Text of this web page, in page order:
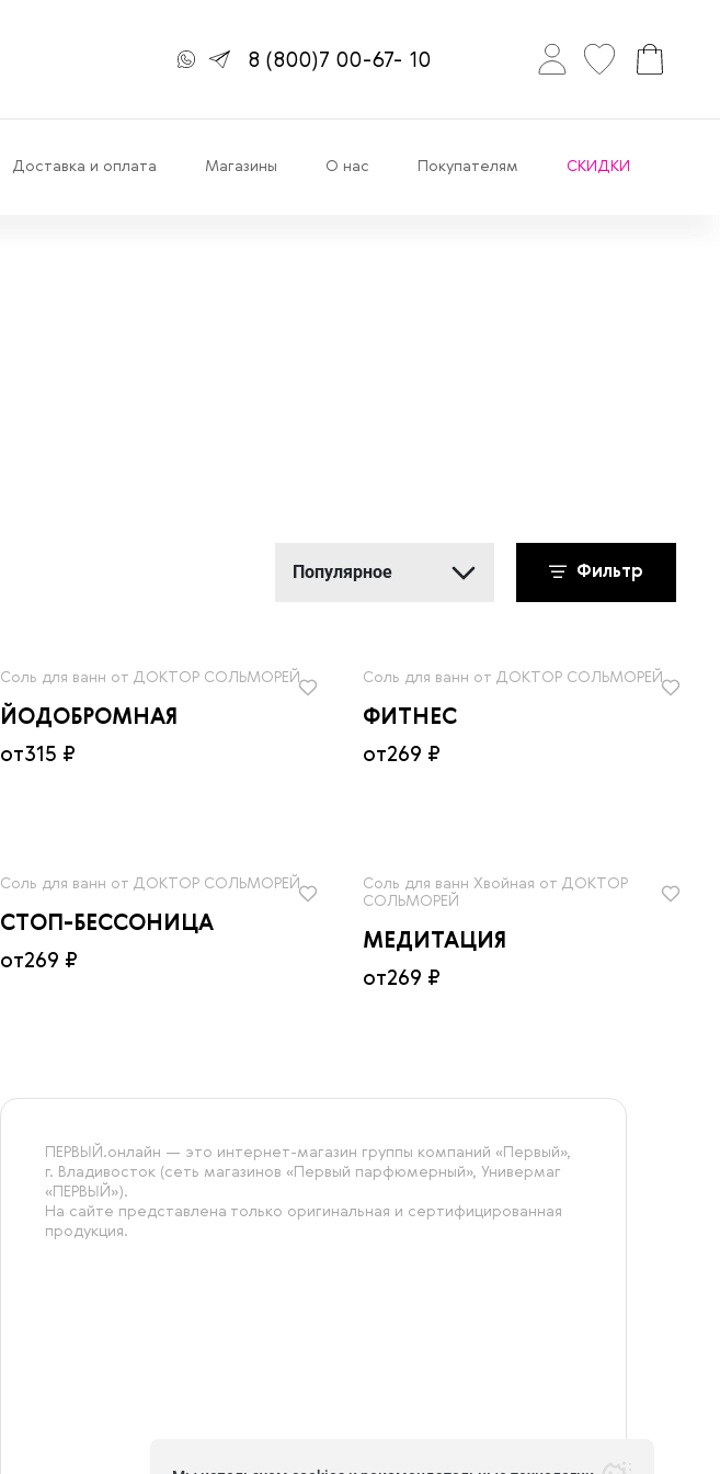
8(800)7 00-67- 10
Доставка и оплата Магазины О нас Покупателям СКИДКИ
Популярное
Новинки
Сначала дороже
Фильтр
Соль для ванн от ДОКТОР СОЛЬМОРЕЙ
ЙОДОБРОМНАЯ
от315 ₽
Соль для ванн от ДОКТОР СОЛЬМОРЕЙ
ФИТНЕС
от269 ₽
Соль для ванн от ДОКТОР СОЛЬМОРЕЙ
СТОП-БЕССОНИЦА
от269 ₽
Соль для ванн Хвойная от ДОКТОР
СОЛЬМОРЕЙ
МЕДИТАЦИЯ
от269 ₽
ПЕРВЫЙ.онлайн — это интернет-магазин группы компаний «‎Первый»,
г. Владивосток (сеть магазинов «Первый парфюмерный», Универмаг
«ПЕРВЫЙ»).
На сайте представлена только оригинальная и сертифицированная
продукция.